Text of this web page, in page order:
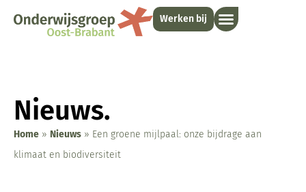
Werken bij
Nieuws.
Home » Nieuws » Een groene mijlpaal: onze bijdrage aan
klimaat en biodiversiteit